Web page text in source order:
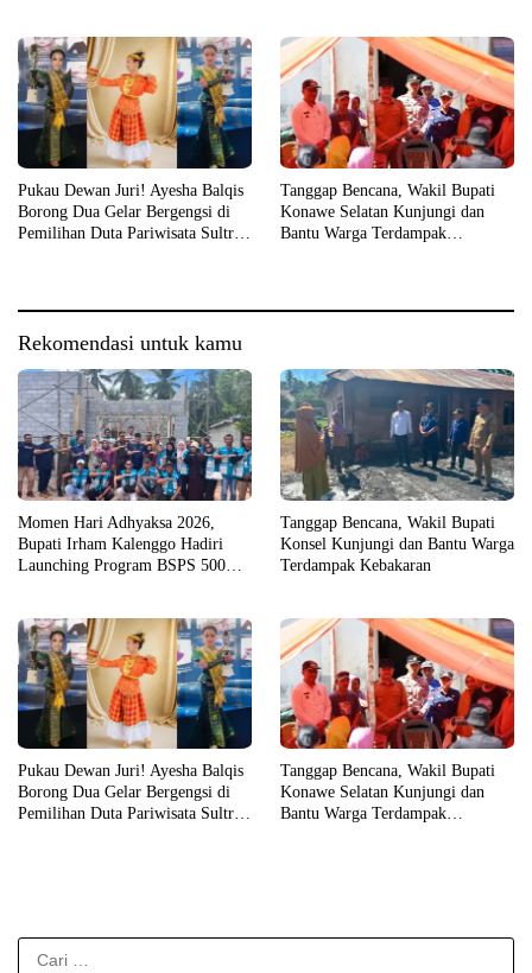
Pukau Dewan Juri! Ayesha Balqis
Borong Dua Gelar Bergengsi di
Pemilihan Duta Pariwisata Sultra
Tanggap Bencana, Wakil Bupati
Konawe Selatan Kunjungi dan
Bantu Warga Terdampak
Rekomendasi untuk kamu
Momen Hari Adhyaksa 2026,
Bupati Irham Kalenggo Hadiri
Launching Program BSPS 500
Tanggap Bencana, Wakil Bupati
Konsel Kunjungi dan Bantu Warga
Terdampak Kebakaran
Pukau Dewan Juri! Ayesha Balqis
Borong Dua Gelar Bergengsi di
Pemilihan Duta Pariwisata Sultra
Tanggap Bencana, Wakil Bupati
Konawe Selatan Kunjungi dan
Bantu Warga Terdampak
Cari